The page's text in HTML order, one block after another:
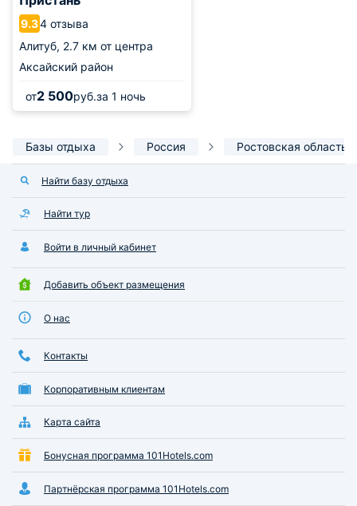
9.34 отзыва
Алитуб, 2.7 км от центра
Аксайский район
от2 500руб.за 1 ночь
Базы отдыха Россия Ростовская область
Найти базу отдыха
Найти тур
Войти в личный кабинет
Добавить объект размещения
О нас
Контакты
Корпоративным клиентам
Карта сайта
Бонусная программа 101Hotels.com
Партнёрская программа 101Hotels.com